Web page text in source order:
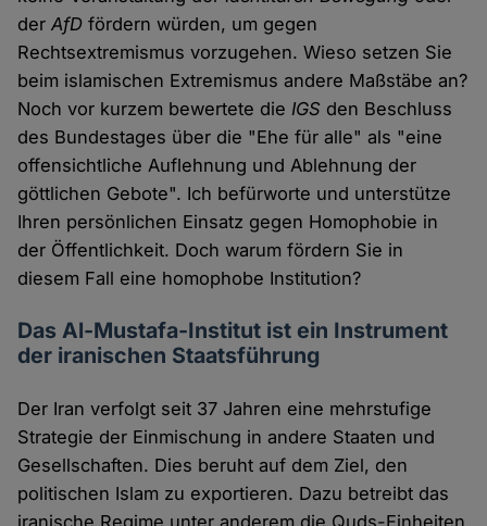
derAfD fördern würden, um gegen
Rechtsextremismus vorzugehen. Wieso setzen Sie
beim islamischen Extremismus andere Maßstäbe an?
Noch vor kurzem bewertete dieIGS den Beschluss
des Bundestages über die "Ehe für alle" als "eine
offensichtliche Auflehnung und Ablehnung der
göttlichen Gebote". Ich befürworte und unterstütze
Ihren persönlichen Einsatz gegen Homophobie in
der Öffentlichkeit. Doch warum fördern Sie in
diesem Fall eine homophobe Institution?
Das Al-Mustafa-Institut ist ein Instrument
der iranischen Staatsführung
Der Iran verfolgt seit 37 Jahren eine mehrstufige
Strategie der Einmischung in andere Staaten und
Gesellschaften. Dies beruht auf dem Ziel, den
politischen Islam zu exportieren. Dazu betreibt das